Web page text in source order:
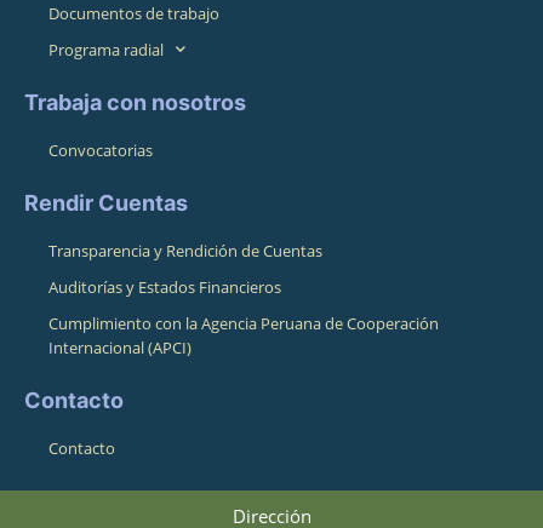
Documentos de trabajo
Programa radial
Trabaja con nosotros
Convocatorias
Rendir Cuentas
Transparencia y Rendición de Cuentas
Auditorías y Estados Financieros
Cumplimiento con la Agencia Peruana de Cooperación
Internacional (APCI)
Contacto
Contacto
Dirección